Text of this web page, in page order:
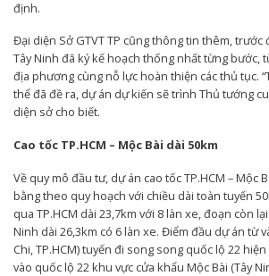
định.
Đại diện Sở GTVT TP cũng thông tin thêm, trước
Tây Ninh đã ký kế hoạch thống nhất từng bước,
địa phương cùng nỗ lực hoàn thiện các thủ tục.
thể đã đề ra, dự án dự kiến sẽ trình Thủ tướng
diện sở cho biết.
Cao tốc TP.HCM – Mộc Bài dài 50km
Về quy mô đầu tư, dự án cao tốc TP.HCM – Mộc
bằng theo quy hoạch với chiều dài toàn tuyến
qua TP.HCM dài 23,7km với 8 làn xe, đoạn còn
Ninh dài 26,3km có 6 làn xe. Điểm đầu dự án từ
Chi, TP.HCM) tuyến đi song song quốc lộ 22
vào quốc lộ 22 khu vực cửa khẩu Mộc Bài (Tây